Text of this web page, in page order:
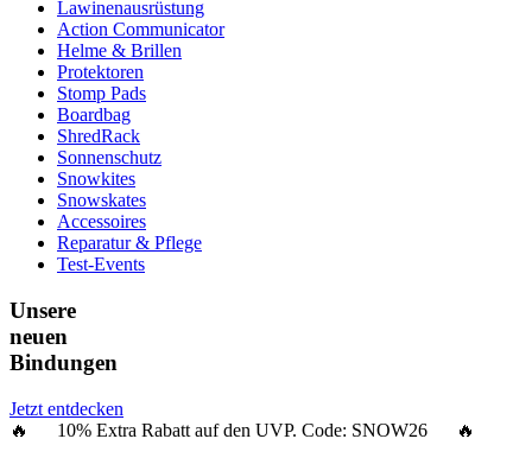
Lawinenausrüstung
Action Communicator
Helme & Brillen
Protektoren
Stomp Pads
Boardbag
ShredRack
Sonnenschutz
Snowkites
Snowskates
Accessoires
Reparatur & Pflege
Test-Events
Unsere
neuen
Bindungen
Jetzt entdecken
🔥 10% Extra Rabatt auf den UVP. Code: SNOW26 🔥